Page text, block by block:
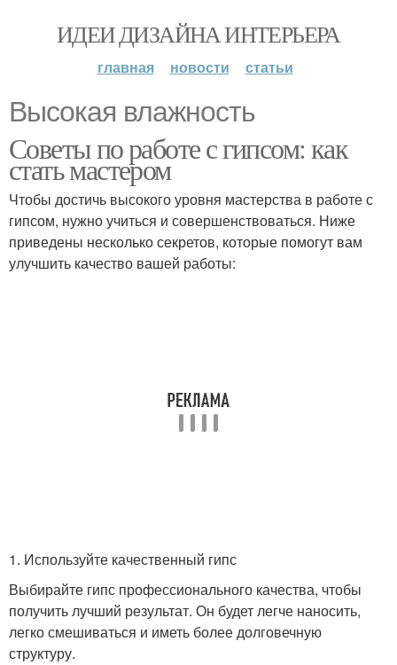
ИДЕИ ДИЗАЙНА ИНТЕРЬЕРА
главная новости статьи
Высокая влажность
Советы по работе с гипсом: как
стать мастером
Чтобы достичь высокого уровня мастерства в работе с
гипсом, нужно учиться и совершенствоваться. Ниже
приведены несколько секретов, которые помогут вам
улучшить качество вашей работы:
1. Используйте качественный гипс
Выбирайте гипс профессионального качества, чтобы
получить лучший результат. Он будет легче наносить,
легко смешиваться и иметь более долговечную
структуру.